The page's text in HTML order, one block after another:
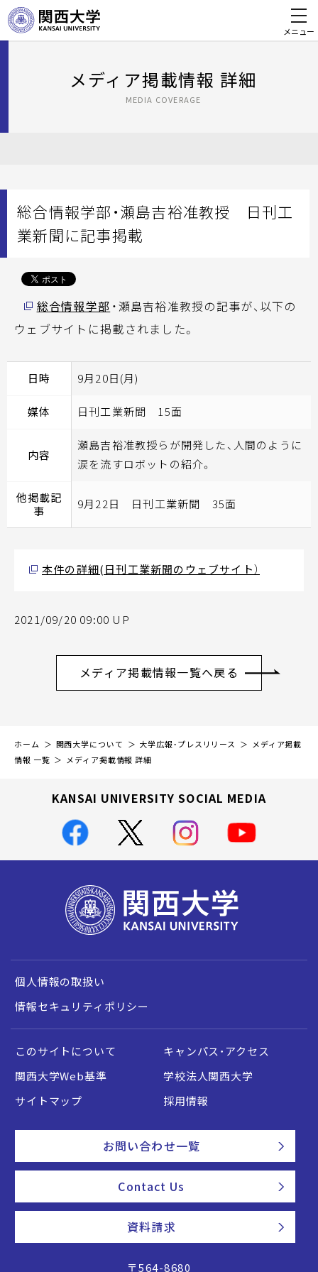
メニュー
メディア掲載情報 詳細
MEDIA COVERAGE
総合情報学部・瀬島吉裕准教授 日刊工
業新聞に記事掲載
総合情報学部 ・瀬島吉裕准教授の記事が、以下の
ウェブサイトに掲載されました。
日時 9月20日(月)
媒体 日刊工業新聞 15面
内容
瀬島吉裕准教授らが開発した、人間のように
涙を流すロボットの紹介。
他掲載記
事
9月22日 日刊工業新聞 35面
本件の詳細(日刊工業新聞のウェブサイト）
2021/09/20 09:00 UP
メディア掲載情報一覧へ戻る
ホーム 関西大学について 大学広報・プレスリリース
メディア掲載
情報 一覧
メディア掲載情報 詳細
KANSAI UNIVERSITY SOCIAL MEDIA
個人情報の取扱い
情報セキュリティポリシー
このサイトについて
キャンパス・アクセス
関西大学Web基準
学校法人関西大学
サイトマップ
採用情報
お問い合わせ一覧
Contact Us
資料請求
〒564-8680